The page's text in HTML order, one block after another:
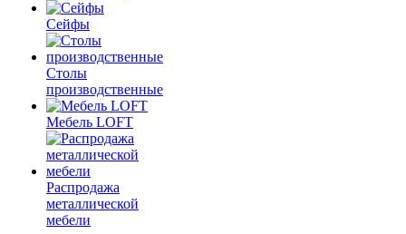
Сейфы
Столы
производственные
Мебель LOFT
Распродажа
металлической
мебели